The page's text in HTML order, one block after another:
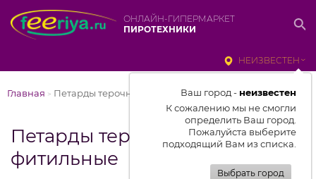
ОНЛАЙН-ГИПЕРМАРКЕТ
ПИРОТЕХНИКИ
НЕИЗВЕСТЕН
Ваш город - неизвестен
К сожалению мы не смогли
определить Ваш город.
Пожалуйста выберите
подходящий Вам из списка.
Выбрать город
Главная > Петарды терочные и фитильные
Петарды терочные и
фитильные